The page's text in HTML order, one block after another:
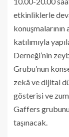
etkinliklerle
katılımıyla
Derneği’nin
Grubu’nun
zekâ ve dijital
gösterisi ve
Gaffers
taşınacak.